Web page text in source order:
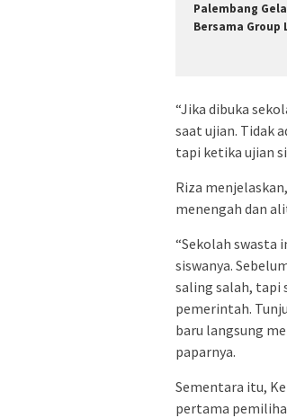
Palembang
Bersama Group
“Jika dibuka
saat ujian. Tidak
tapi ketika ujian
Riza
menengah dan
“Sekolah swasta
siswanya.
saling salah, tapi
pemerintah.
baru langsung
paparnya.
Sementara itu,
pertama